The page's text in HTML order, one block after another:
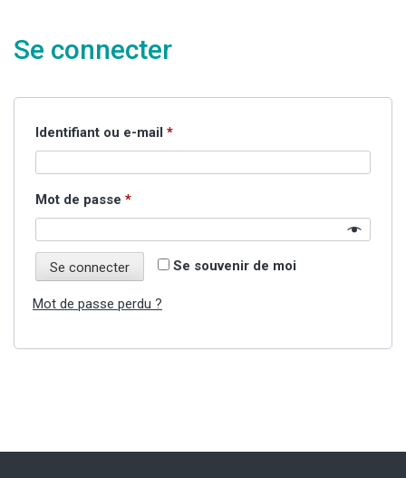
Se connecter
Identifiant ou e-mail *Obligatoire
Mot de passe *Obligatoire
Se souvenir de moi
Se connecter
Mot de passe perdu ?